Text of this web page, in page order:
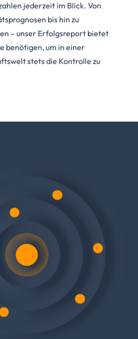
jederzeit im Blick. Von
bis hin zu
– unser Erfolgsreport bietet
benötigen, um in einer
stets die Kontrolle zu